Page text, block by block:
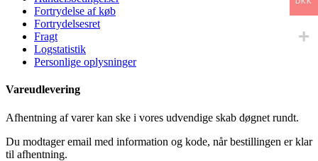
Fortrydelse af køb
Fortrydelsesret
Fragt
Logstatistik
Personlige oplysninger
Vareudlevering
Afhentning af varer kan ske i vores udvendige skab døgnet rundt.
Du modtager email med information og kode, når bestillingen er klar
til afhentning.